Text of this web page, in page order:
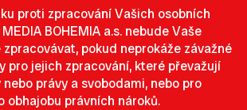
proti zpracování Vašich osobních
BOHEMIA a.s. nebude Vaše
pokud neprokáže závažné
pro jejich zpracování, které převažují
právy a svobodami, nebo pro
obhajobu právních nároků.